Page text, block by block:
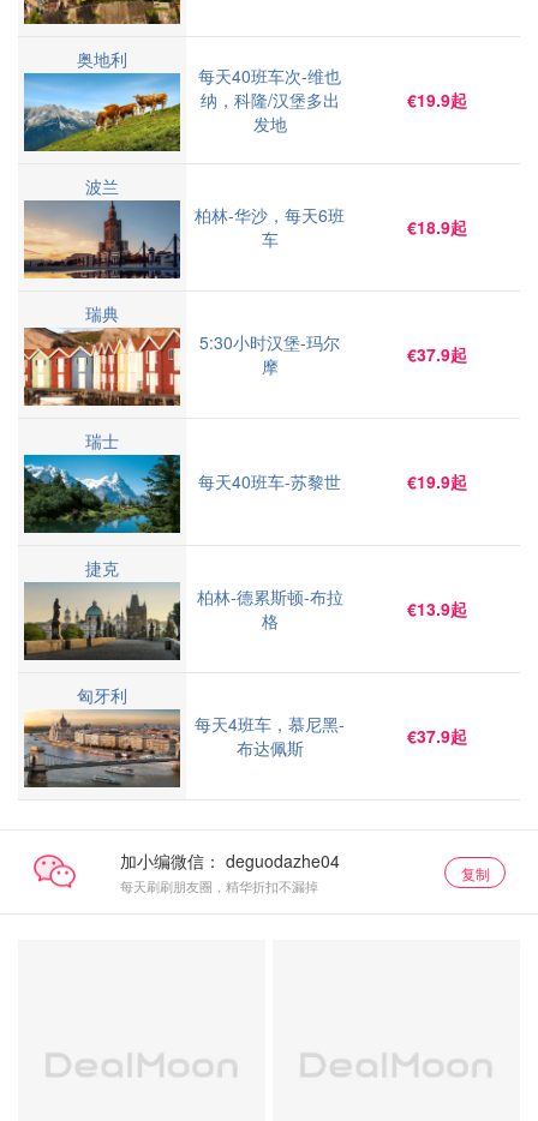
奥地利
每天40班车次-维也
纳，科隆/汉堡多出
发地
€19.9起
波兰
柏林-华沙，每天6班
车
€18.9起
瑞典
5:30小时汉堡-玛尔
摩
€37.9起
瑞士
每天40班车-苏黎世
€19.9起
捷克
柏林-德累斯顿-布拉
格
€13.9起
匈牙利
每天4班车，慕尼黑-
布达佩斯
€37.9起
加小编微信：
每天刷刷朋友圈，精华折扣不漏掉
复制